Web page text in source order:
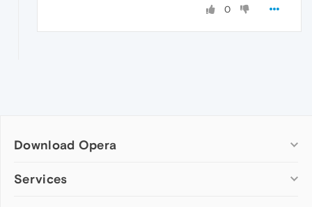
0
Download Opera
Computer browsers
Services